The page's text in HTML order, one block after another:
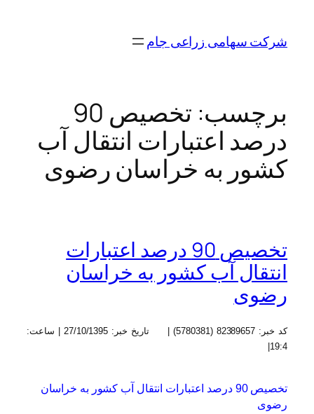
محتواشرکت سهامی زراعی جام
برچسب:
تخصیص 90
درصد اعتبارات انتقال آب
کشور به خراسان رضوی
تخصیص 90 درصد اعتبارات
انتقال آب کشور به خراسان
رضوی
کد خبر: 82389657 (5780381) تاریخ خبر: 27/10/1395
ساعت:
19:4
تخصیص 90 درصد اعتبارات انتقال آب کشور به خراسان
رضوی